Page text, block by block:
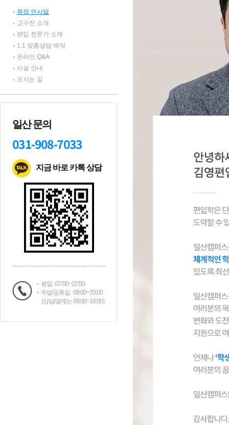
원장 인사말
교수진 소개
편입 전문가 소개
1:1 맞춤상담 예약
온라인 Q&A
시설 안내
오시는 길
일산 문의
031-908-7033
지금 바로 카톡 상담
평일 : 07:00~22:00
주말/공휴일 : 09:00~20:00
(상담/결제는 09:00~18:00)